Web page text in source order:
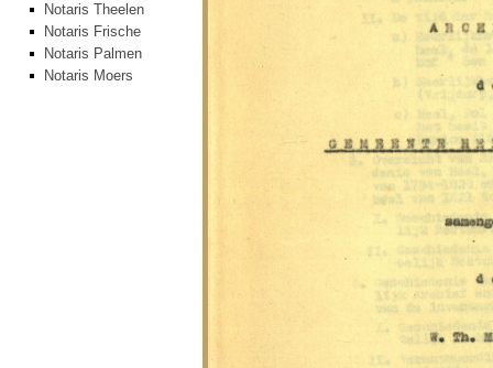
Notaris Theelen
Notaris Frische
Notaris Palmen
Notaris Moers